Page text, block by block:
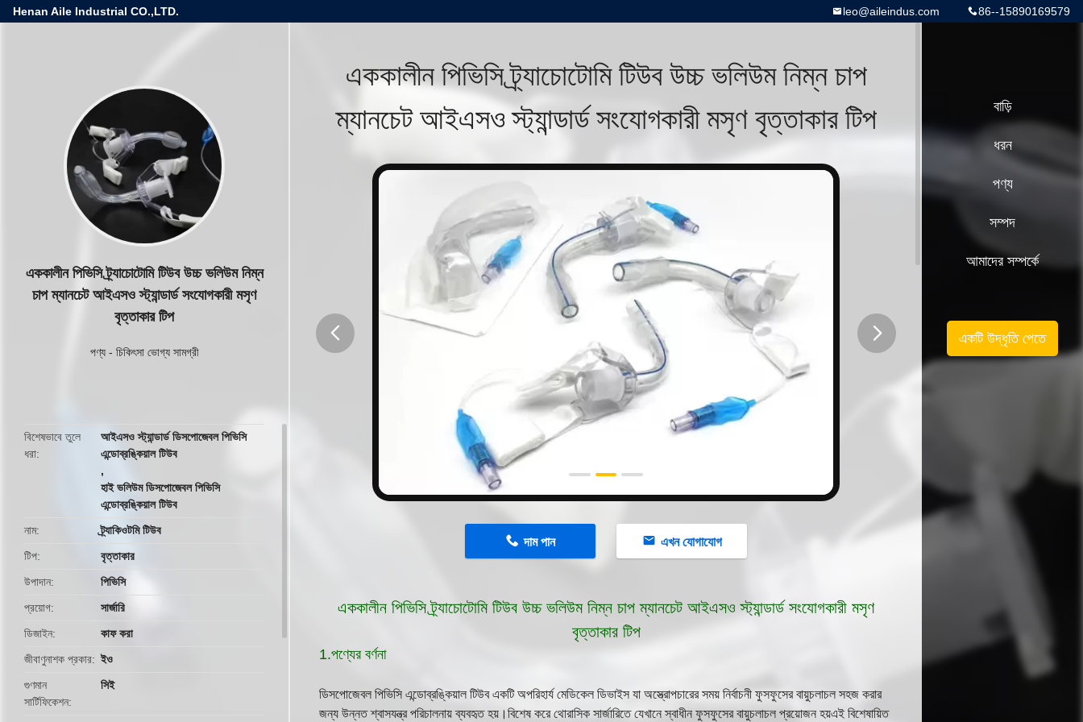
Henan Aile Industrial CO.,LTD. 86--15890169579
leo@aileindus.com
এককালীন পিভিসি ট্র্যাচোটোমি টিউব উচ্চ ভলিউম নিম্ন
চাপ ম্যানচেট আইএসও স্ট্যান্ডার্ড সংযোগকারী মসৃণ
বৃত্তাকার টিপ
পণ্য- চিকিৎসা ভোগ্য সামগ্রী
বিশেষভাবে তুলে
ধরা
আইএসও স্ট্যান্ডার্ড ডিসপোজেবল পিভিসি
এন্ডোব্রঙ্কিয়াল টিউব
,
হাই ভলিউম ডিসপোজেবল পিভিসি
এন্ডোব্রঙ্কিয়াল টিউব
নাম
ট্র্যাকিওটমি টিউব
টিপ
বৃত্তাকার
উপাদান
পিভিসি
প্রয়োগ
সার্জারি
ডিজাইন
কাফ করা
জীবাণুনাশক প্রকার
ইও
গুণমান
সার্টিফিকেশন
সিই
এককালীন পিভিসি ট্র্যাচোটোমি টিউব উচ্চ ভলিউম নিম্ন চাপ
ম্যানচেট আইএসও স্ট্যান্ডার্ড সংযোগকারী মসৃণ বৃত্তাকার টিপ
button
দাম পান এখন যোগাযোগ
এককালীন পিভিসি ট্র্যাচোটোমি টিউব উচ্চ ভলিউম নিম্ন চাপ ম্যানচেট আইএসও স্ট্যান্ডার্ড সংযোগকারী মসৃণ
বৃত্তাকার টিপ
1.পণ্যের বর্ণনা
ডিসপোজেবল পিভিসি এন্ডোব্রঙ্কিয়াল টিউব একটি অপরিহার্য মেডিকেল ডিভাইস যা অস্ত্রোপচারের সময় নির্বাচনী ফুসফুসের বায়ুচলাচল সহজ করার
জন্য উন্নত শ্বাসযন্ত্র পরিচালনায় ব্যবহৃত হয়।বিশেষ করে থোরাসিক সার্জারিতে যেখানে স্বাধীন ফুসফুসের বায়ুচলাচল প্রয়োজন হয়এই বিশেষায়িত
বাড়ি
ধরন
পণ্য
সম্পদ
আমাদের সম্পর্কে
একটি উদ্ধৃতি পেতে